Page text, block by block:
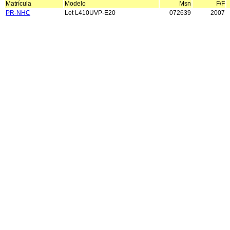
Matrícula Modelo Msn F/F
PR-NHC
Let L410UVP-E20 072639 2007